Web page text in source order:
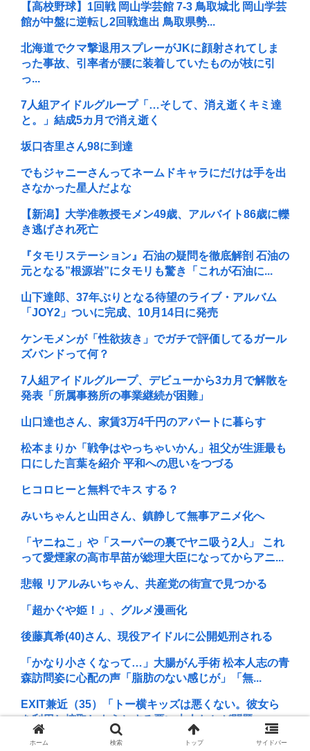
【高校野球】1回戦 岡山学芸館 7-3 鳥取城北 岡山学芸
館が中盤に逆転し2回戦進出 鳥取県勢...
北海道でクマ撃退用スプレーがJKに顔射されてしま
った事故、引率者が腰に装着していたものが枝に引
っ...
7人組アイドルグループ「…そして、消え逝くキミ達
と。」結成5カ月で消え逝く
坂口杏里さん98に到達
でもジャニーさんってネームドキャラにだけは手を出
さなかった星人だよな
【新潟】大学准教授モメン49歳、アルバイト86歳に轢
き逃げされ死亡
『タモリステーション』石油の疑問を徹底解剖 石油の
元となる”根源岩”にタモリも驚き「これが石油に...
山下達郎、37年ぶりとなる待望のライブ・アルバム
「JOY2」ついに完成、10月14日に発売
ケンモメンが「性欲抜き」でガチで評価してるガール
ズバンドって何？
7人組アイドルグループ、デビューから3カ月で解散を
発表「所属事務所の事業継続が困難」
山口達也さん、家賃3万4千円のアパートに暮らす
松本まりか「戦争はやっちゃいかん」祖父が生涯最も
口にした言葉を紹介 平和への思いをつづる
ヒコロヒーと無料でキス する？
みいちゃんと山田さん、鎮静して無事アニメ化へ
「ヤニねこ」や「スーパーの裏でヤニ吸う2人」 これ
って愛煙家の高市早苗が総理大臣になってからアニ...
悲報 リアルみいちゃん、共産党の街宣で見つかる
「超かぐや姫！」、グルメ漫画化
後藤真希(40)さん、現役アイドルに公開処刑される
「かなり小さくなって…」大腸がん手術 松本人志の青
森訪問姿に心配の声「脂肪のない感じが」「無...
EXIT兼近（35）「トー横キッズは悪くない。彼女ら
を利用し搾取しようとする悪い大人たちが問題」
女優の小川真由美さん86歳で死去 晩年は家さえ失く
ホーム 検索 トップ サイドバー